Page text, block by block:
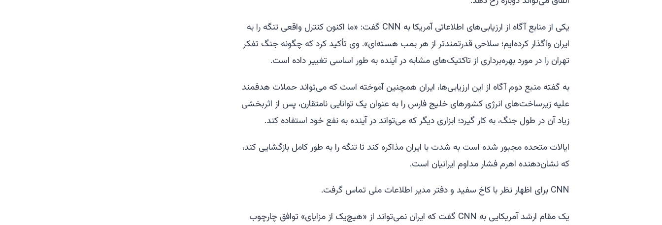
یکی از منابع آگاه از ارزیابی‌های اطلاعاتی آمریکا به CNN گفت: «ما اکنون کنترل واقعی تنگه را به
ایران واگذار کرده‌ایم؛ سلاحی قدرتمندتر از هر بمب هسته‌ای». وی تأکید کرد که چگونه جنگ تفکر
تهران را در مورد بهره‌برداری از تاکتیک‌های مشابه در آینده به طور اساسی تغییر داده است.
به گفته منبع دوم آگاه از این ارزیابی‌ها، ایران همچنین آموخته است که می‌تواند حملات هدفمند
علیه زیرساخت‌های انرژی کشورهای خلیج فارس را به عنوان یک توانایی نامتقارن، پس از اثربخشی
زیاد آن در طول جنگ، به کار گیرد؛ ابزاری دیگر که می‌تواند در آینده به نفع خود استفاده کند.
ایالات متحده مجبور شده است به شدت با ایران مذاکره کند تا تنگه را به طور کامل بازگشایی کند،
که نشان‌دهنده اهرم فشار مداوم ایرانیان است.
CNN برای اظهار نظر با کاخ سفید و دفتر مدیر اطلاعات ملی تماس گرفت.
یک مقام ارشد آمریکایی به CNN گفت که ایران نمی‌تواند از «هیچ‌یک از مزایای» توافق چارچوب